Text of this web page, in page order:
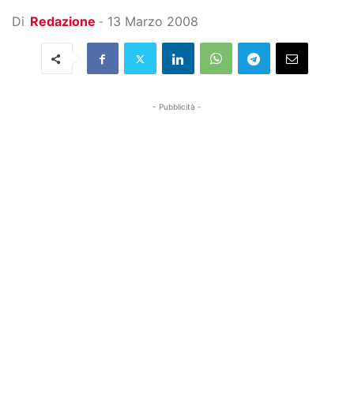
Di Redazione - 13 Marzo 2008
- Pubblicità -